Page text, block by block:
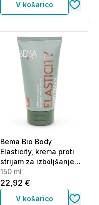
V košarico
Bema Bio Body
Elasticity, krema proti
strijam za izboljšanje
elastičnosti kože (150
ml)
150 ml
22,92 €
V košarico